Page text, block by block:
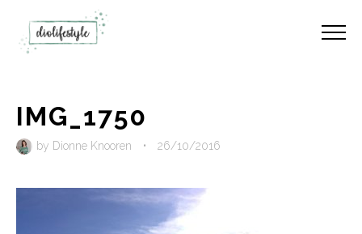
IMG_1750
by Dionne Knooren • 26/10/2016